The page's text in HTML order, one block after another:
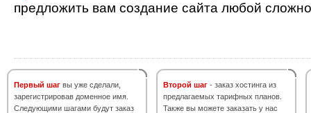
предложить вам создание сайта любой
Первый шаг вы уже сделали,
зарегистрировав доменное имя.
Следующими шагами будут заказ
Второй шаг - заказ хостинга из
предлагаемых тарифных планов.
Также вы можете заказать у нас